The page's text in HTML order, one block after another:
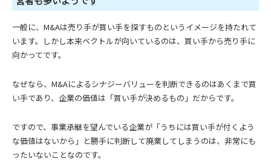
一般に、M&Aは売り手が買い手を探すものというイメージを持たれて
います。しかし本来ベクトルが向いているのは、買い手から売り手に
向かってです。
なぜなら、M&Aによるシナジーバリューを判断できるのはあくまで買
い手であり、企業の価値は「買い手が決めるもの」だからです。
ですので、事業承継を望んでいる企業が「うちには買い手が付くよう
な価値はないから」と勝手に判断して廃業してしまうのは、非常にも
ったいないことなのです。